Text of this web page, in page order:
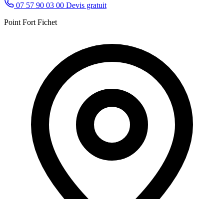
07 57 90 03 00 Devis gratuit
Point Fort Fichet